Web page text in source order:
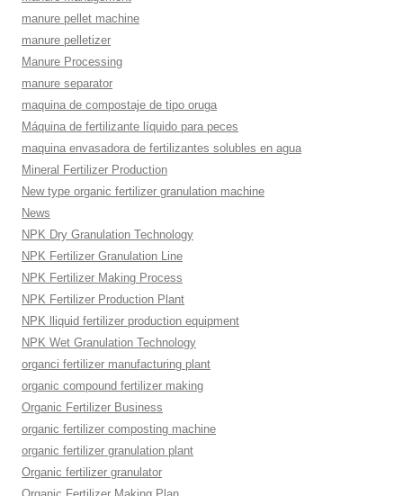
manure pellet machine
manure pelletizer
Manure Processing
manure separator
maquina de compostaje de tipo oruga
Máquina de fertilizante líquido para peces
maquina envasadora de fertilizantes solubles en agua
Mineral Fertilizer Production
New type organic fertilizer granulation machine
News
NPK Dry Granulation Technology
NPK Fertilizer Granulation Line
NPK Fertilizer Making Process
NPK Fertilizer Production Plant
NPK lliquid fertilizer production equipment
NPK Wet Granulation Technology
organci fertilizer manufacturing plant
organic compound fertilizer making
Organic Fertilizer Business
organic fertilizer composting machine
organic fertilizer granulation plant
Organic fertilizer granulator